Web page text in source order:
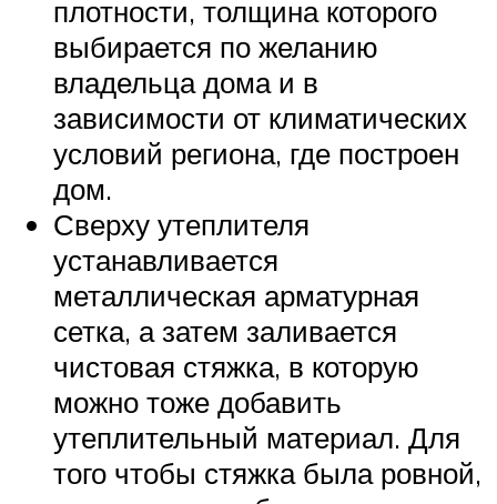
плотности, толщина которого
выбирается по желанию
владельца дома и в
зависимости от климатических
условий региона, где построен
дом.
Сверху утеплителя
устанавливается
металлическая арматурная
сетка, а затем заливается
чистовая стяжка, в которую
можно тоже добавить
утеплительный материал. Для
того чтобы стяжка была ровной,